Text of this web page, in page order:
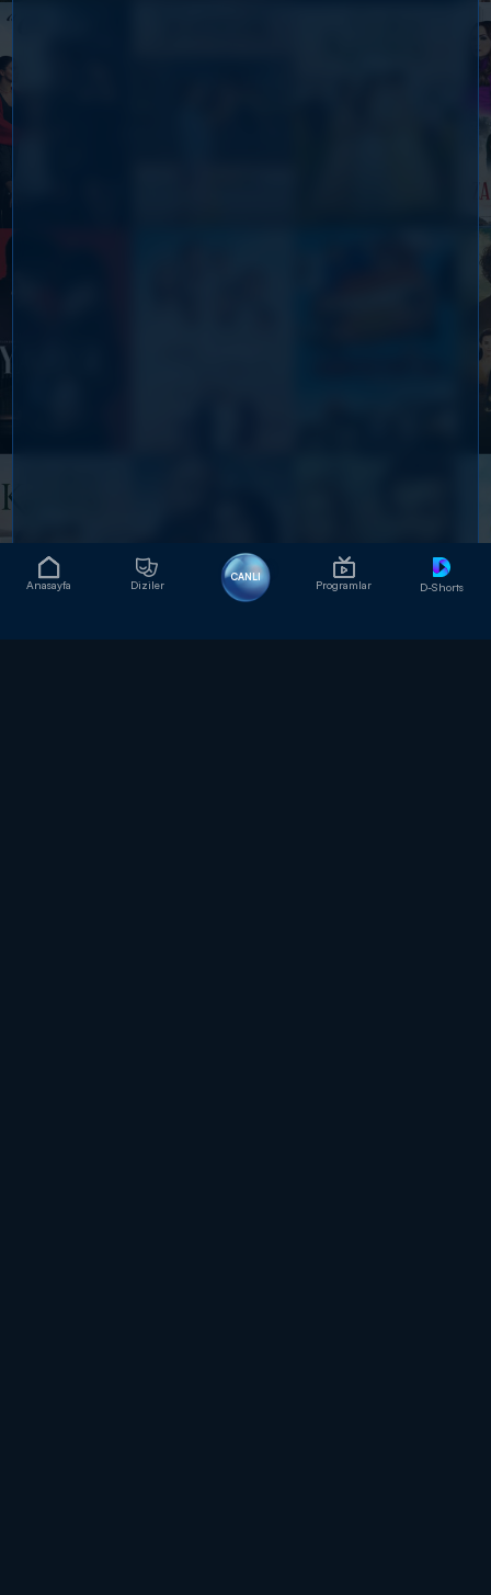
Anasayfa Diziler
CANLI
Programlar D-Shorts